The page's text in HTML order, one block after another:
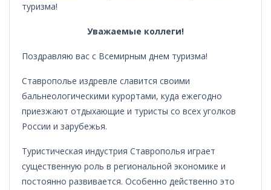
туризма!
Уважаемые коллеги!
Поздравляю вас с Всемирным днем туризма!
Ставрополье издревле славится своими
бальнеологическими курортами, куда ежегодно
приезжают отдыхающие и туристы со всех уголков
России и зарубежья.
Туристическая индустрия Ставрополья играет
существенную роль в региональной экономике и
постоянно развивается. Особенно действенно это